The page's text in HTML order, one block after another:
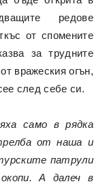
редове
от спомените
за трудните
вражеския огън,
след себе си.
само в рядка
от наша и
патрули
А далеч в